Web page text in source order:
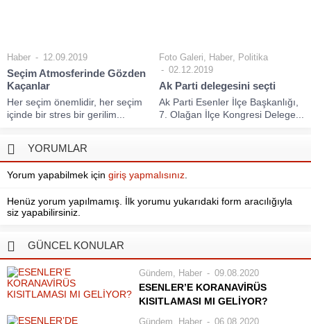
Haber 12.09.2019
Seçim Atmosferinde Gözden
Kaçanlar
Her seçim önemlidir, her seçim
içinde bir stres bir gerilim...
Foto Galeri Haber
Politika
02.12.2019
Ak Parti delegesini seçti
Ak Parti Esenler İlçe Başkanlığı,
7. Olağan İlçe Kongresi Delege...
YORUMLAR
Yorum yapabilmek için giriş yapmalısınız
Henüz yorum yapılmamış. İlk yorumu yukarıdaki form aracılığıyla
siz yapabilirsiniz.
GÜNCEL KONULAR
Gündem Haber 09.08.2020
ESENLER’E KORANAVİRÜS
KISITLAMASI MI GELİYOR?
Koronavirüs salgınında en çok
Gündem Haber 06.08.2020